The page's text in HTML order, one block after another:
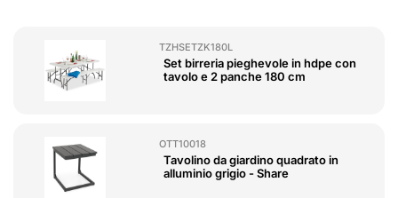
TZHSETZK180L
Set birreria pieghevole in hdpe con
tavolo e 2 panche 180 cm
OTT10018
Tavolino da giardino quadrato in
alluminio grigio - Share